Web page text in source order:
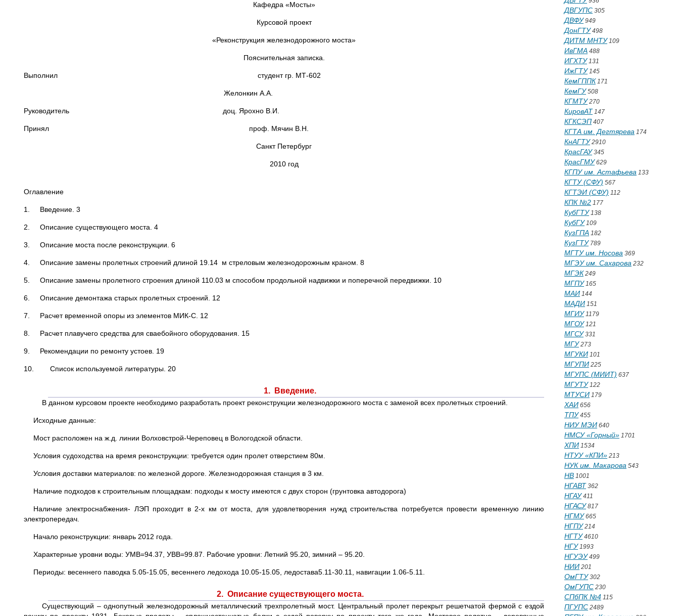
Кафедра «Мосты»
Курсовой проект
«Реконструкция железнодорожного моста»
Пояснительная записка.
Выполнил студент гр. МТ-602
Желонкин А.А.
Руководитель доц. Ярохно В.И.
Принял проф. Мячин В.Н.
Санкт Петербург
2010 год
Оглавление
1. Введение. 3
2. Описание существующего моста. 4
3. Описание моста после реконструкции. 6
4. Описание замены пролетных строений длиной 19.14 м стреловым железнодорожным краном. 8
5. Описание замены пролетного строения длиной 110.03 м способом продольной надвижки и поперечной передвижки. 10
6. Описание демонтажа старых пролетных строений. 12
7. Расчет временной опоры из элементов МИК-С. 12
8. Расчет плавучего средства для сваебойного оборудования. 15
9. Рекомендации по ремонту устоев. 19
10. Список используемой литературы. 20
1. Введение.
В данном курсовом проекте необходимо разработать проект реконструкции железнодорожного моста с заменой всех пролетных строений.
Исходные данные:
Мост расположен на ж.д. линии Волховстрой-Череповец в Вологодской области.
Условия судоходства на время реконструкции: требуется один пролет отверстием 80м.
Условия доставки материалов: по железной дороге. Железнодорожная станция в 3 км.
Наличие подходов к строительным площадкам: подходы к мосту имеются с двух сторон (грунтовка автодорога)
Наличие электроснабжения- ЛЭП проходит в 2-х км от моста, для удовлетворения нужд строительства потребуется провести временную линию
электропередач.
Начало реконструкции: январь 2012 года.
Характерные уровни воды: УМВ=94.37, УВВ=99.87. Рабочие уровни: Летний 95.20, зимний – 95.20.
Периоды: весеннего паводка 5.05-15.05, весеннего ледохода 10.05-15.05, ледостава5.11-30.11, навигации 1.06-5.11.
2. Описание существующего моста.
Существующий – однопутный железнодорожный металлический трехпролетный мост. Центральный пролет перекрыт решетчатой фермой с ездой
ДВГУПС 305
ДВФУ949
ДонГТУ498
ДИТМ МНТУ109
ИвГМА 488
ИГХТУ131
ИжГТУ145
КемГППК 171
КемГУ508
КГМТУ270
КировАТ 147
КГКСЭП 407
КГТА им. Дегтярева 174
КнАГТУ2910
КрасГАУ345
КрасГМУ629
КГПУ им. Астафьева 133
КГТУ (СФУ) 567
КГТЭИ (СФУ) 112
КПК №2 177
КубГТУ138
КубГУ109
КузГПА 182
КузГТУ789
МГТУ им. Носова 369
МГЭУ им. Сахарова 232
МГЭК 249
МГПУ165
МАИ 144
МАДИ 151
МГИУ1179
МГОУ121
МГСУ331
МГУ273
МГУКИ 101
МГУПИ 225
МГУПС (МИИТ) 637
МГУТУ122
МТУСИ 179
ХАИ 656
ТПУ455
НИУ МЭИ 640
НМСУ «Горный» 1701
ХПИ 1534
НТУУ «КПИ» 213
НУК им. Макарова 543
НВ 1001
НГАВТ 362
НГАУ411
НГАСУ817
НГМУ665
НГПУ214
НГТУ4610
НГУ1993
НГУЭУ499
НИИ 201
ОмГТУ302
ОмГУПС 230
СПбПК №4 115
ПГУПС 2489